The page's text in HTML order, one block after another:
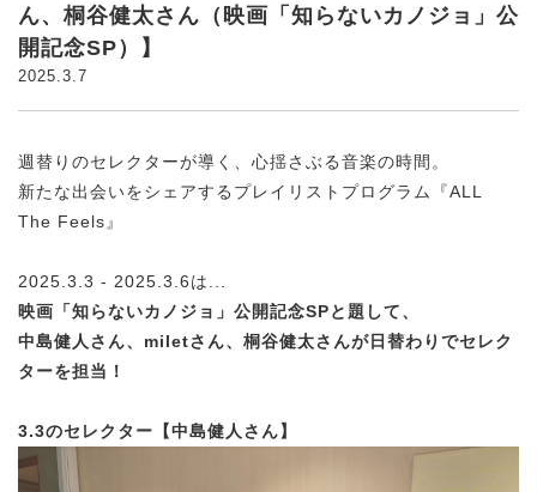
ん、桐谷健太さん（映画「知らないカノジョ」公
開記念SP）】
2025.3.7
週替りのセレクターが導く、心揺さぶる音楽の時間。
新たな出会いをシェアするプレイリストプログラム『ALL
The Feels』
2025.3.3 - 2025.3.6は...
映画「知らないカノジョ」公開記念SPと題して、
中島健人さん、miletさん、桐谷健太さんが日替わりでセレク
ターを担当！
3.3のセレクター【中島健人さん】